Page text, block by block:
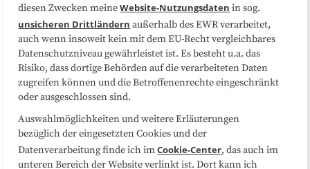
Folgen Sie uns
diesen Zwecken meineWebsite-Nutzungsdaten in sog.
unsicheren Drittländern außerhalb des EWR verarbeitet,
auch wenn insoweit kein mit dem EU-Recht vergleichbares
Datenschutzniveau gewährleistet ist. Es besteht u.a. das
Risiko, dass dortige Behörden auf die verarbeiteten Daten
zugreifen können und die Betroffenenrechte eingeschränkt
oder ausgeschlossen sind.
Auswahlmöglichkeiten und weitere Erläuterungen
bezüglich der eingesetzten Cookies und der
Datenverarbeitung finde ich imCookie-Center, das auch im
unteren Bereich der Website verlinkt ist. Dort kann ich